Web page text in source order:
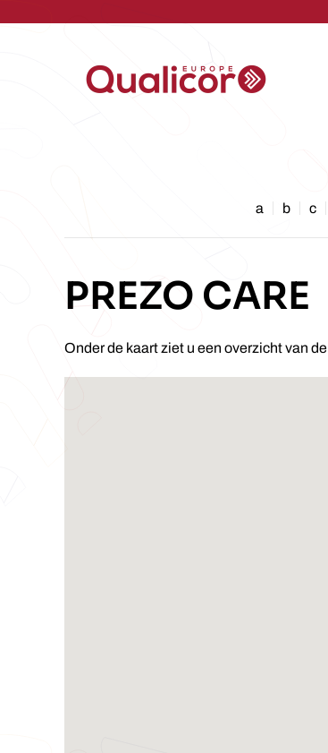
a b c
PREZO CARE
Onder de kaart ziet u een overzicht van